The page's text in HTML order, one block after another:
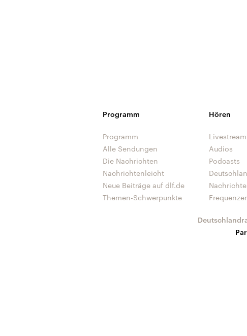
Programm
Programm
Alle Sendungen
Die Nachrichten
Nachrichtenleicht
Neue Beiträge auf dlf.de
Themen-Schwerpunkte
Hören
Livestream
Audios
Podcasts